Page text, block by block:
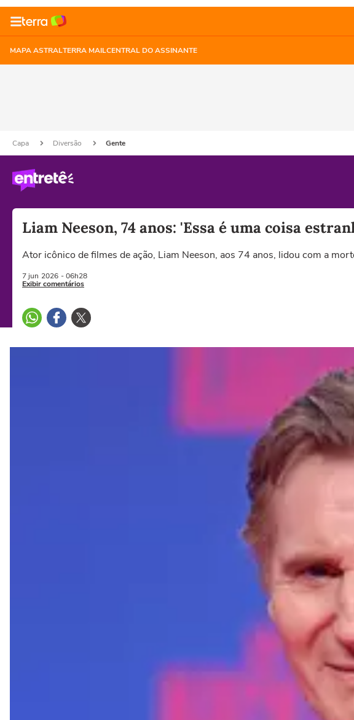
MAPA ASTRALTERRA MAILCENTRAL DO ASSINANTE
Capa Diversão Gente
Liam Neeson, 74 anos: 'Essa é uma coisa
Ator icônico de filmes de ação, Liam Neeson, aos 74 anos, lidou com a
7 jun 2026 - 06h28
Exibir comentários